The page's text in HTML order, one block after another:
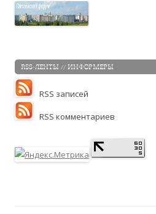
RSS-ЛЕНТЫ // ИНФОРМЕРЫ
RSS записей
RSS комментариев